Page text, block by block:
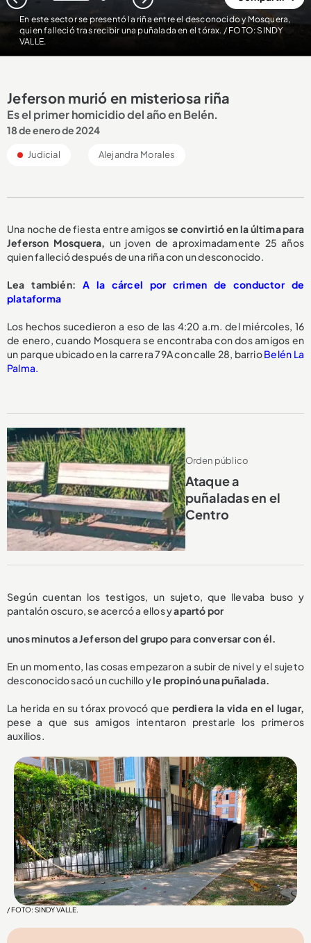
En este sector se presentó la riña entre el desconocido y Mosquera,
quien falleció tras recibir una puñalada en el tórax. / FOTO: SINDY
VALLE.
Jeferson murió en misteriosa riña
Es el primer homicidio del año en Belén.
18 de enero de 2024
Judicial Alejandra Morales
Una noche de fiesta entre amigosse convirtió en la última para
Jeferson Mosquera, un joven de aproximadamente 25 años
quien falleció después de una riña con un desconocido.
Lea también: A la cárcel por crimen de conductor de
plataforma
Los hechos sucedieron a eso de las 4:20 a.m. del miércoles, 16
de enero, cuando Mosquera se encontraba con dos amigos en
un parque ubicado en la carrera 79A con calle 28, barrioBelén La
Palma.
Orden público
Ataque a
puñaladas en el
Centro
Según cuentan los testigos, un sujeto, que llevaba buso y
pantalón oscuro, se acercó a ellos yapartó por
unos minutos a Jeferson del grupo para conversar con él.
En un momento, las cosas empezaron a subir de nivel y el sujeto
desconocido sacó un cuchillo yle propinó una puñalada.
La herida en su tórax provocó que perdiera la vida en el lugar,
pese a que sus amigos intentaron prestarle los primeros
auxilios.
/ FOTO: SINDY VALLE.